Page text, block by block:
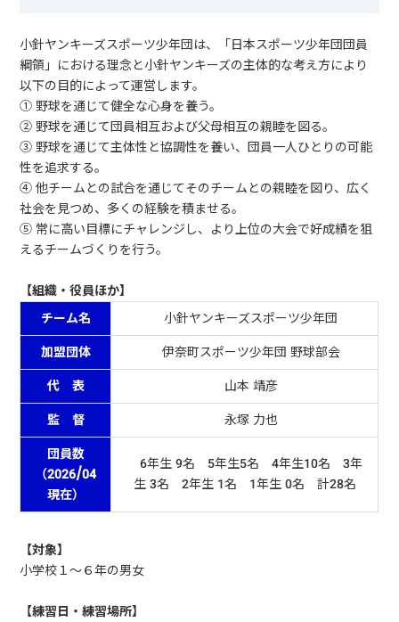
小針ヤンキーズスポーツ少年団は、「日本スポーツ少年団団員
綱領」における理念と小針ヤンキーズの主体的な考え方により
以下の目的によって運営します。
① 野球を通じて健全な心身を養う。
② 野球を通じて団員相互および父母相互の親睦を図る。
③ 野球を通じて主体性と協調性を養い、団員一人ひとりの可能
性を追求する。
④ 他チームとの試合を通じてそのチームとの親睦を図り、広く
社会を見つめ、多くの経験を積ませる。
⑤ 常に高い目標にチャレンジし、より上位の大会で好成績を狙
えるチームづくりを行う。
【組織・役員ほか】
チーム名
小針ヤンキーズスポーツ少年団
加盟団体
伊奈町スポーツ少年団 野球部会
代 表
山本 靖彦
監 督
永塚 力也
団員数
（2026/04
現在）
6年生 9名 5年生5名 4年生10名 3年
生 3名 2年生 1名 1年生 0名 計28名
【対象】
小学校１～６年の男女
【練習日・練習場所】